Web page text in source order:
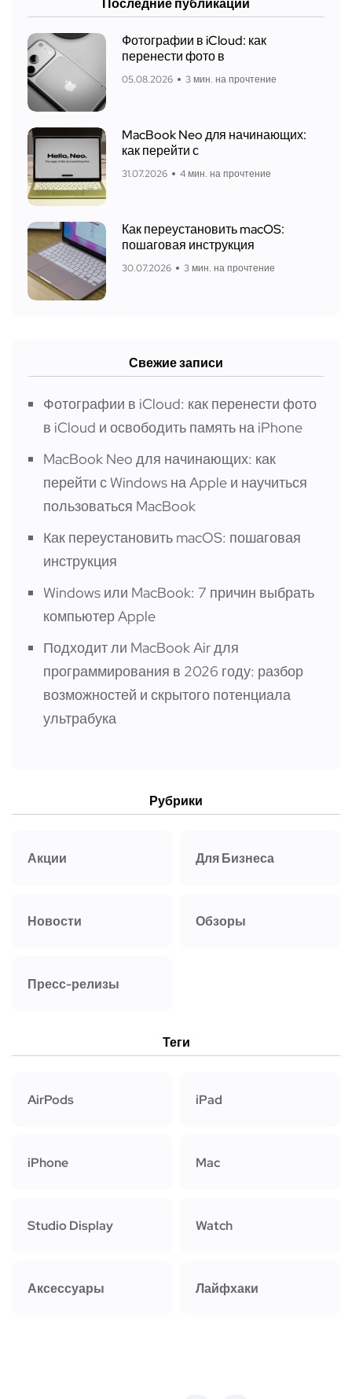
Последние публикации
Фотографии в iCloud: как
перенести фото в
05.08.2026 3 мин. на прочтение
MacBook Neo для начинающих:
как перейти с
31.07.2026 4 мин. на прочтение
Как переустановить macOS:
пошаговая инструкция
30.07.2026 3 мин. на прочтение
Свежие записи
Фотографии в iCloud: как перенести фото
в iCloud и освободить память на iPhone
MacBook Neo для начинающих: как
перейти с Windows на Apple и научиться
пользоваться MacBook
Как переустановить macOS: пошаговая
инструкция
Windows или MacBook: 7 причин выбрать
компьютер Apple
Подходит ли MacBook Air для
программирования в 2026 году: разбор
возможностей и скрытого потенциала
ультрабука
Рубрики
Акции Для Бизнеса
Новости Обзоры
Пресс-релизы
Теги
AirPods iPad
iPhone Mac
Studio Display Watch
Аксессуары Лайфхаки